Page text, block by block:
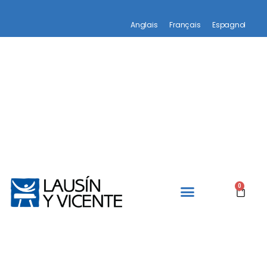
Anglais Français Espagnol
0